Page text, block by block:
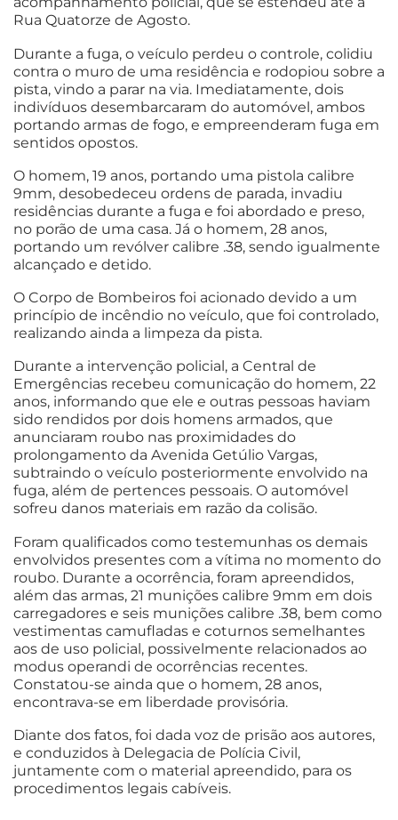
Rua Quatorze de Agosto.
Durante a fuga, o veículo perdeu o controle, colidiu
contra o muro de uma residência e rodopiou sobre a
pista, vindo a parar na via. Imediatamente, dois
indivíduos desembarcaram do automóvel, ambos
portando armas de fogo, e empreenderam fuga em
sentidos opostos.
O homem, 19 anos, portando uma pistola calibre
9mm, desobedeceu ordens de parada, invadiu
residências durante a fuga e foi abordado e preso,
no porão de uma casa. Já o homem, 28 anos,
portando um revólver calibre .38, sendo igualmente
alcançado e detido.
O Corpo de Bombeiros foi acionado devido a um
princípio de incêndio no veículo, que foi controlado,
realizando ainda a limpeza da pista.
Durante a intervenção policial, a Central de
Emergências recebeu comunicação do homem, 22
anos, informando que ele e outras pessoas haviam
sido rendidos por dois homens armados, que
anunciaram roubo nas proximidades do
prolongamento da Avenida Getúlio Vargas,
subtraindo o veículo posteriormente envolvido na
fuga, além de pertences pessoais. O automóvel
sofreu danos materiais em razão da colisão.
Foram qualificados como testemunhas os demais
envolvidos presentes com a vítima no momento do
roubo. Durante a ocorrência, foram apreendidos,
além das armas, 21 munições calibre 9mm em dois
carregadores e seis munições calibre .38, bem como
vestimentas camufladas e coturnos semelhantes
aos de uso policial, possivelmente relacionados ao
modus operandi de ocorrências recentes.
Constatou-se ainda que o homem, 28 anos,
encontrava-se em liberdade provisória.
Diante dos fatos, foi dada voz de prisão aos autores,
e conduzidos à Delegacia de Polícia Civil,
juntamente com o material apreendido, para os
procedimentos legais cabíveis.